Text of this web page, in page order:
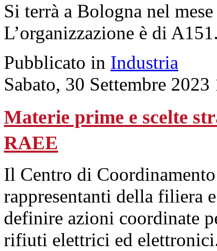
Si terrà a Bologna nel
L’organizzazione è di
Pubblicato in Industria
Sabato, 30 Settembre 2023
Materie prime e scelte
RAEE
Il Centro di
rappresentanti della filiera
definire azioni coordinate
rifiuti elettrici ed